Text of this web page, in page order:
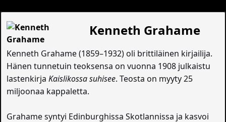
Kenneth Grahame
Kenneth Grahame (1859–1932) oli brittiläinen kirjailija.
Hänen tunnetuin teoksensa on vuonna 1908 julkaistu
lastenkirjaKaislikossa suhisee. Teosta on myyty 25
miljoonaa kappaletta.
Grahame syntyi Edinburghissa Skotlannissa ja kasvoi